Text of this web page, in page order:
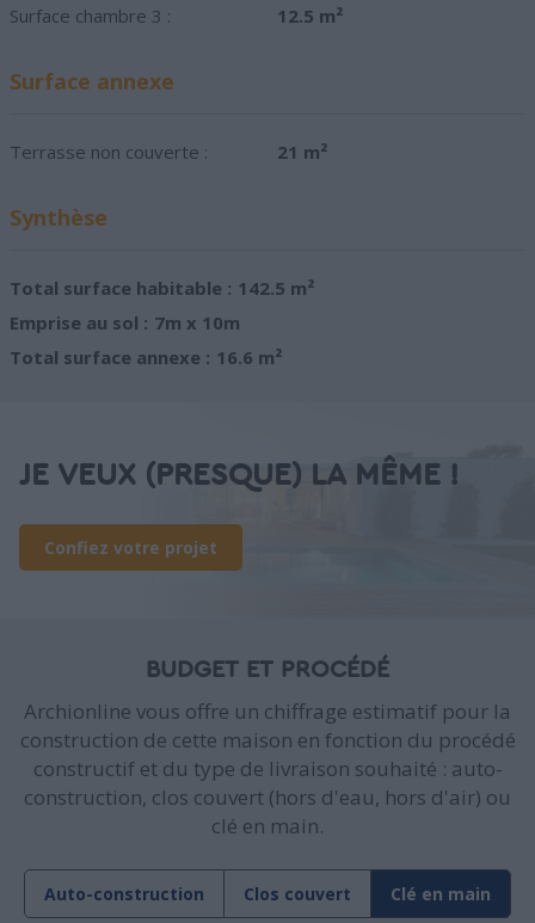
Surface chambre 3 :
12.5 m²
Surface annexe
Terrasse non couverte : 21 m²
Synthèse
Total surface habitable : 142.5 m²
Emprise au sol : 7m x 10m
Total surface annexe : 16.6 m²
JE VEUX (PRESQUE) LA MÊME !
Confiez votre projet
BUDGET ET PROCÉDÉ
Archionline vous offre un chiffrage estimatif pour la
construction de cette maison en fonction du procédé
constructif et du type de livraison souhaité : auto-
construction, clos couvert (hors d'eau, hors d'air) ou
clé en main.
Auto-construction Clos couvert Clé en main